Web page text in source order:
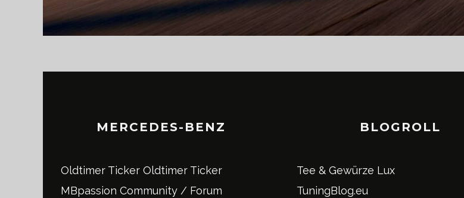
MERCEDES-BENZ
Oldtimer Ticker Oldtimer Ticker
MBpassion Community / Forum
BLOGROLL
Tee & Gewürze Lux
TuningBlog.eu